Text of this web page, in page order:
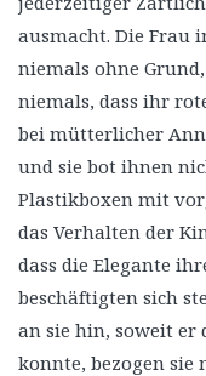
ausmacht. Die Frau
niemals ohne
niemals, dass ihr
bei mütterlicher
und sie bot ihnen
Plastikboxen mit
das Verhalten der
dass die Elegante
beschäftigten sich
an sie hin, soweit er
konnte, bezogen